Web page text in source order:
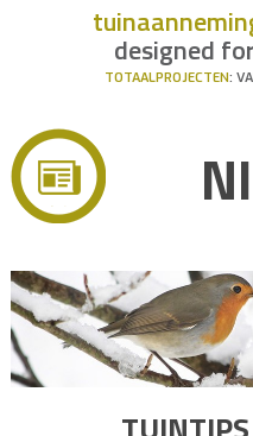
designed
TOTAALPROJECTEN: